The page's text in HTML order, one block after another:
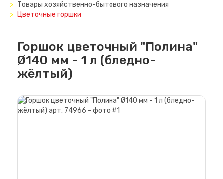
Товары хозяйственно-бытового назначения
Цветочные горшки
Горшок цветочный "Полина"
Ø140 мм - 1 л (бледно-
жёлтый)